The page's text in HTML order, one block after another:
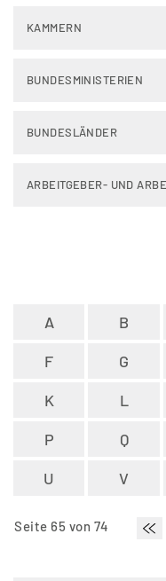
KAMMERN
BUNDESMINISTERIEN
BUNDESLÄNDER
ARBEITGEBER- UND
A B
F
G
K
L
P
Q
U
V
Seite 65 von 74